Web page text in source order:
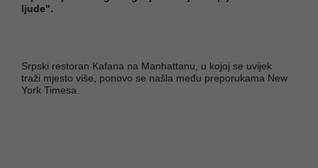
ljude".
Srpski restoran Kafana na Manhattanu, u kojoj se uvijek
traži mjesto više, ponovo se našla među preporukama New
York Timesa.